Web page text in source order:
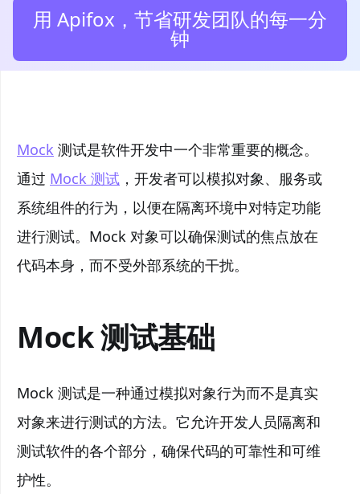
用 Apifox，节省研发团队的每一分
钟
Mock 测试是软件开发中一个非常重要的概念。
通过 Mock 测试 ，开发者可以模拟对象、服务或
系统组件的行为，以便在隔离环境中对特定功能
进行测试。Mock 对象可以确保测试的焦点放在
代码本身，而不受外部系统的干扰。
Mock 测试基础
Mock 测试是一种通过模拟对象行为而不是真实
对象来进行测试的方法。它允许开发人员隔离和
测试软件的各个部分，确保代码的可靠性和可维
护性。